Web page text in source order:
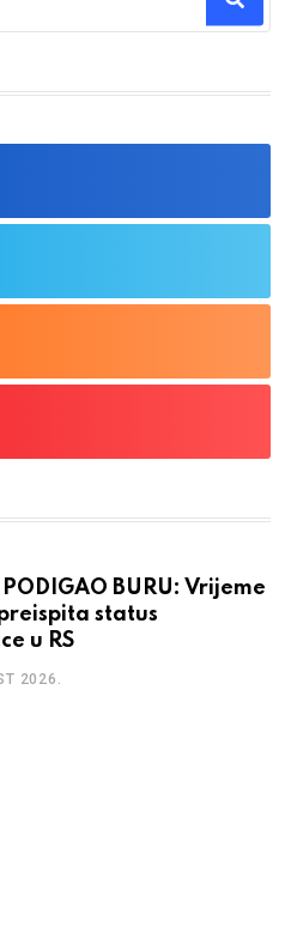
results.
PODIGAO BURU: Vrijeme
status
u RS
2026.